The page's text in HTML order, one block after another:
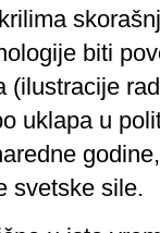
biti
(ilustracije
uklapa u
svetske sile.